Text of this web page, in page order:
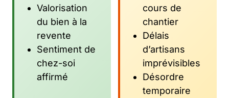
Valorisation
du bien à la
revente
Sentiment de
chez-soi
affirmé
cours de
chantier
Délais
d’artisans
imprévisibles
Désordre
temporaire